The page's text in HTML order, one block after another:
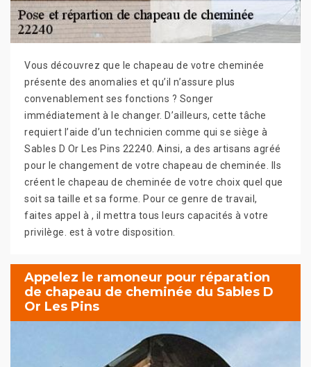
Vous découvrez que le chapeau de votre cheminée
présente des anomalies et qu’il n’assure plus
convenablement ses fonctions ? Songer
immédiatement à le changer. D’ailleurs, cette tâche
requiert l’aide d’un technicien comme qui se siège à
Sables D Or Les Pins 22240. Ainsi, a des artisans agréé
pour le changement de votre chapeau de cheminée. Ils
créent le chapeau de cheminée de votre choix quel que
soit sa taille et sa forme. Pour ce genre de travail,
faites appel à , il mettra tous leurs capacités à votre
privilège. est à votre disposition.
Appelez le ramoneur pour réparation
de chapeau de cheminée du Sables D
Or Les Pins